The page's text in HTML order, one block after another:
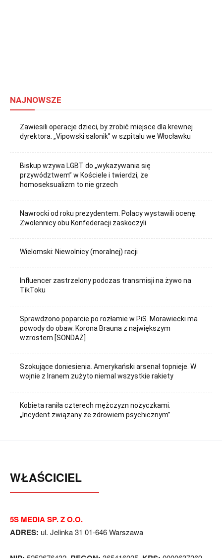
NAJNOWSZE
Zawiesili operacje dzieci, by zrobić miejsce dla krewnej
dyrektora. „Vipowski salonik” w szpitalu we Włocławku
Biskup wzywa LGBT do „wykazywania się
przywództwem” w Kościele i twierdzi, że
homoseksualizm to nie grzech
Nawrocki od roku prezydentem. Polacy wystawili ocenę.
Zwolennicy obu Konfederacji zaskoczyli
Wielomski: Niewolnicy (moralnej) racji
Influencer zastrzelony podczas transmisji na żywo na
TikToku
Sprawdzono poparcie po rozłamie w PiS. Morawiecki ma
powody do obaw. Korona Brauna z największym
wzrostem [SONDAŻ]
Szokujące doniesienia. Amerykański arsenał topnieje. W
wojnie z Iranem zużyto niemal wszystkie rakiety
Kobieta raniła czterech mężczyzn nożyczkami.
„Incydent związany ze zdrowiem psychicznym”
WŁAŚCICIEL
5S MEDIA SP. Z O.O.
ADRES: ul. Jelinka 31 01-646 Warszawa